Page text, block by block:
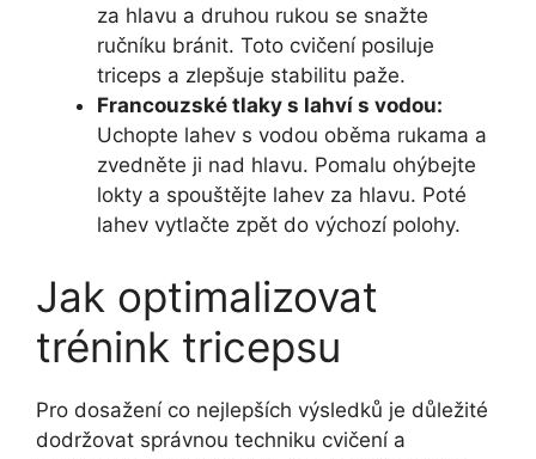
za hlavu a druhou rukou se snažte
ručníku bránit. Toto cvičení posiluje
triceps a zlepšuje stabilitu paže.
Francouzské tlaky s lahví s vodou:
Uchopte lahev s vodou oběma rukama a
zvedněte ji nad hlavu. Pomalu ohýbejte
lokty a spouštějte lahev za hlavu. Poté
lahev vytlačte zpět do výchozí polohy.
Jak optimalizovat
trénink tricepsu
Pro dosažení co nejlepších výsledků je důležité
dodržovat správnou techniku cvičení a